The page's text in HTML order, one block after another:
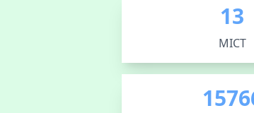
13
МІСТ